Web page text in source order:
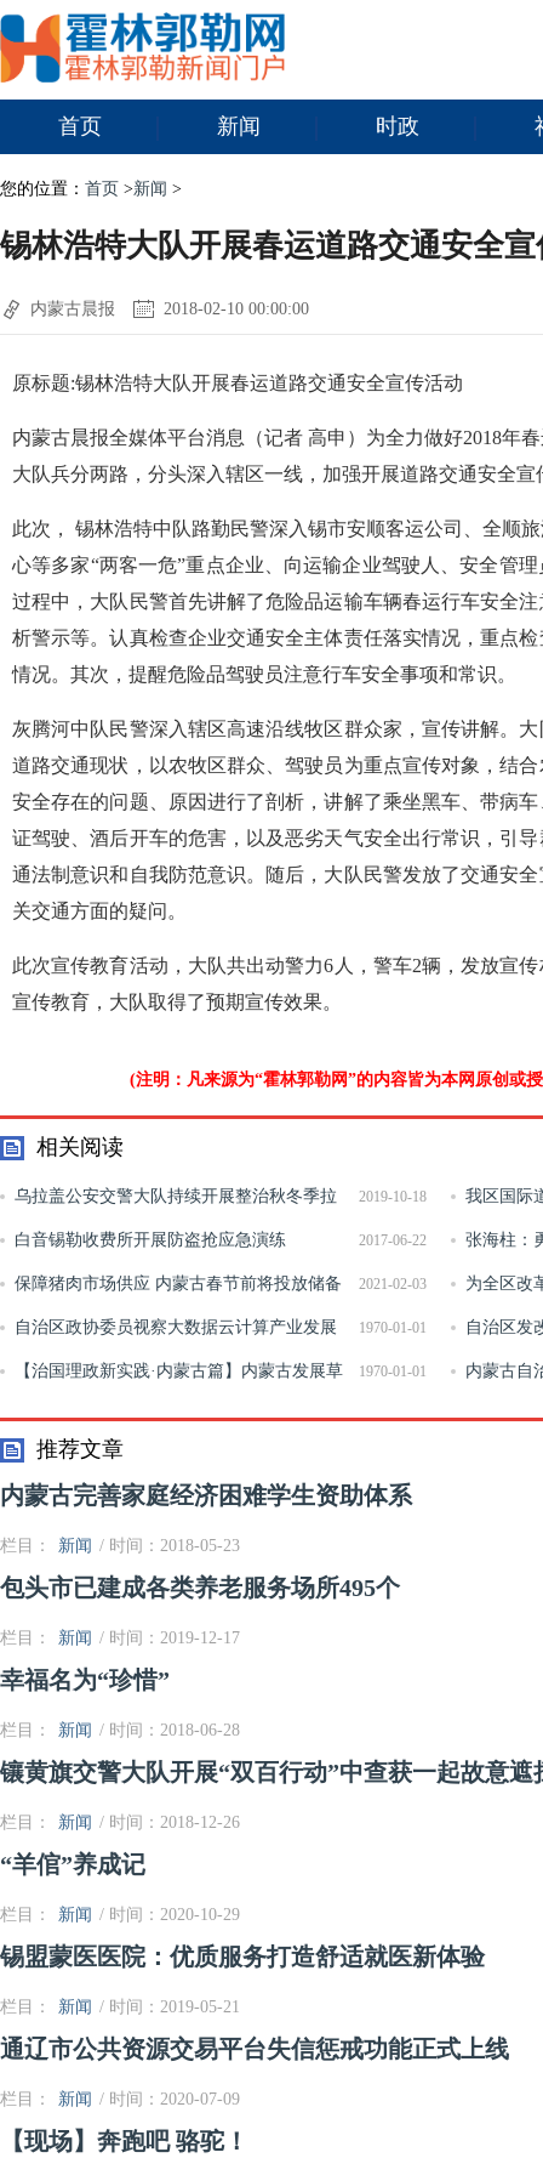
首页 新闻 时政
您的位置： 首页 >新闻 >
锡林浩特大队开展春运道路交通安全
内蒙古晨报 2018-02-10 00:00:00
原标题:锡林浩特大队开展春运道路交通安全宣传活动
内蒙古晨报全媒体平台消息（记者 高申）为全力做好2018年
大队兵分两路，分头深入辖区一线，加强开展道路交通安全宣
此次， 锡林浩特中队路勤民警深入锡市安顺客运公司、全顺
心等多家“两客一危”重点企业、向运输企业驾驶人、安全管
过程中，大队民警首先讲解了危险品运输车辆春运行车安全
析警示等。认真检查企业交通安全主体责任落实情况，重点
情况。其次，提醒危险品驾驶员注意行车安全事项和常识。
灰腾河中队民警深入辖区高速沿线牧区群众家，宣传讲解。
道路交通现状，以农牧区群众、驾驶员为重点宣传对象，结
安全存在的问题、原因进行了剖析，讲解了乘坐黑车、带病
证驾驶、酒后开车的危害，以及恶劣天气安全出行常识，引
通法制意识和自我防范意识。随后，大队民警发放了交通安
关交通方面的疑问。
此次宣传教育活动，大队共出动警力6人，警车2辆，发放宣
宣传教育，大队取得了预期宣传效果。
(注明：凡来源为“霍林郭勒网”的内容皆为本网原创或
相关阅读
2019-10-18
乌拉盖公安交警大队持续开展整治秋冬季拉
草车交通违法行为专项行动
我区国际
2017-06-22
白音锡勒收费所开展防盗抢应急演练 张海柱：
心英雄
2021-02-03
​保障猪肉市场供应 内蒙古春节前将投放储备
冻猪肉800吨
为全区改
年自治区政
1970-01-01
自治区政协委员视察大数据云计算产业发展
情况
自治区发
作小组全力
场价格稳定
1970-01-01
【治国理政新实践·内蒙古篇】内蒙古发展草
牧业 铺就绿色致富路
内蒙古自
推荐文章
内蒙古完善家庭经济困难学生资助体系
栏目： 新闻 / 时间：2018-05-23
包头市已建成各类养老服务场所495个
栏目： 新闻 / 时间：2019-12-17
幸福名为“珍惜”
栏目： 新闻 / 时间：2018-06-28
镶黄旗交警大队开展“双百行动”中查获一起故意遮
栏目： 新闻 / 时间：2018-12-26
“羊倌”养成记
栏目： 新闻 / 时间：2020-10-29
锡盟蒙医医院：优质服务打造舒适就医新体验
栏目： 新闻 / 时间：2019-05-21
通辽市公共资源交易平台失信惩戒功能正式上线
栏目： 新闻 / 时间：2020-07-09
【现场】奔跑吧 骆驼！